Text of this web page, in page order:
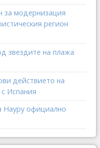
за модернизация
регион
звездите на плажа
действието на
Испания
Науру официално